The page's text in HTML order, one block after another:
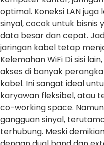
optimal. Koneksi LAN
sinyal, cocok untuk
data besar dan cepat.
jaringan kabel tetap
Kelemahan WiFi Di sisi
akses di banyak
kabel. Ini sangat ideal
karyawan fleksibel, atau
co-working space.
gangguan sinyal,
terhubung. Meski